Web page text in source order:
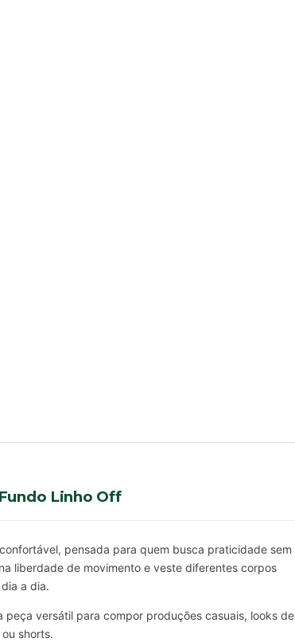
Linho Off
pensada para quem busca praticidade sem
liberdade de movimento e veste diferentes corpos
a dia.
versátil para compor produções casuais, looks de
shorts.